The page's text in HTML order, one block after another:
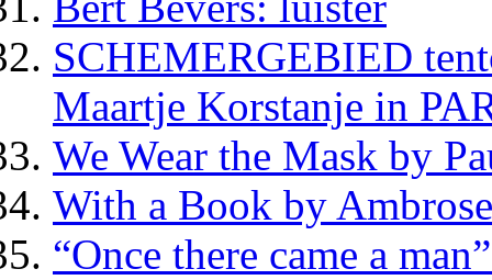
SCHEMERGEBIED
Maartje Korstanje in
We Wear the Mask by
With a Book by
“Once there came a